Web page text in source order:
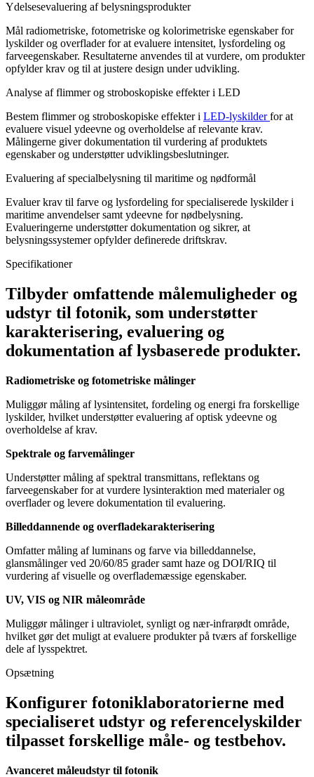
Ydelsesevaluering af belysningsprodukter
Mål radiometriske, fotometriske og kolorimetriske egenskaber for
lyskilder og overflader for at evaluere intensitet, lysfordeling og
farveegenskaber. Resultaterne anvendes til at vurdere, om produkter
opfylder krav og til at justere design under udvikling.
Analyse af flimmer og stroboskopiske effekter i LED
Bestem flimmer og stroboskopiske effekter i LED-lyskilderfor at
evaluere visuel ydeevne og overholdelse af relevante krav.
Målingerne giver dokumentation til vurdering af produktets
egenskaber og understøtter udviklingsbeslutninger.
Evaluering af specialbelysning til maritime og nødformål
Evaluer krav til farve og lysfordeling for specialiserede lyskilder i
maritime anvendelser samt ydeevne for nødbelysning.
Evalueringerne understøtter dokumentation og sikrer, at
belysningssystemer opfylder definerede driftskrav.
Specifikationer
Tilbyder omfattende målemuligheder og
udstyr til fotonik, som understøtter
karakterisering, evaluering og
dokumentation af lysbaserede produkter.
Radiometriske og fotometriske målinger
Muliggør måling af lysintensitet, fordeling og energi fra forskellige
lyskilder, hvilket understøtter evaluering af optisk ydeevne og
overholdelse af krav.
Spektrale og farvemålinger
Understøtter måling af spektral transmittans, reflektans og
farveegenskaber for at vurdere lysinteraktion med materialer og
overflader og levere dokumentation til evaluering.
Billeddannende og overfladekarakterisering
Omfatter måling af luminans og farve via billeddannelse,
glansmålinger ved 20/60/85 grader samt haze og DOI/RIQ til
vurdering af visuelle og overflademæssige egenskaber.
UV, VIS og NIR måleområde
Muliggør målinger i ultraviolet, synligt og nær-infrarødt område,
hvilket gør det muligt at evaluere produkter på tværs af forskellige
dele af lysspektret.
Opsætning
Konfigurer fotoniklaboratorierne med
specialiseret udstyr og referencelyskilder
tilpasset forskellige måle- og testbehov.
Avanceret måleudstyr til fotonik